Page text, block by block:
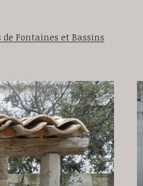
de Fontaines et Bassins